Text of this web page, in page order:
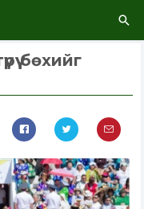
бөхийг